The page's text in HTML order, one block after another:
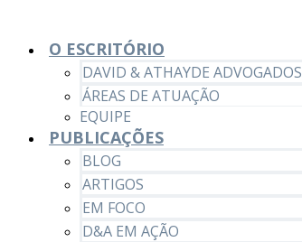
O ESCRITÓRIO
DAVID & ATHAYDE ADVOGADOS
ÁREAS DE ATUAÇÃO
EQUIPE
PUBLICAÇÕES
BLOG
ARTIGOS
EM FOCO
D&A EM AÇÃO